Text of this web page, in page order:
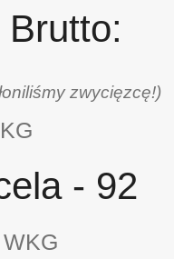
zwycięzcę!)
- 92